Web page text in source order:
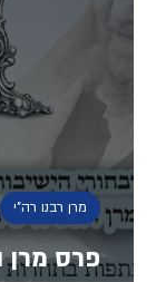
פרס מרן
מרן רבנו רה"י